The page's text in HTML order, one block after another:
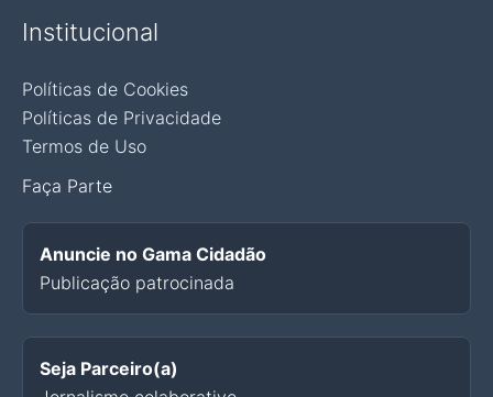
Institucional
Políticas de Cookies
Políticas de Privacidade
Termos de Uso
Faça Parte
Anuncie no Gama Cidadão
Publicação patrocinada
Seja Parceiro(a)